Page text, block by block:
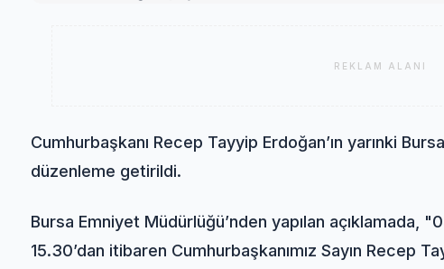
REKLAM ALANI
Cumhurbaşkanı Recep Tayyip Erdoğan’ın yarınki
düzenleme getirildi.
Bursa Emniyet Müdürlüğü’nden yapılan açıklamada,
15.30’dan itibaren Cumhurbaşkanımız Sayın Recep